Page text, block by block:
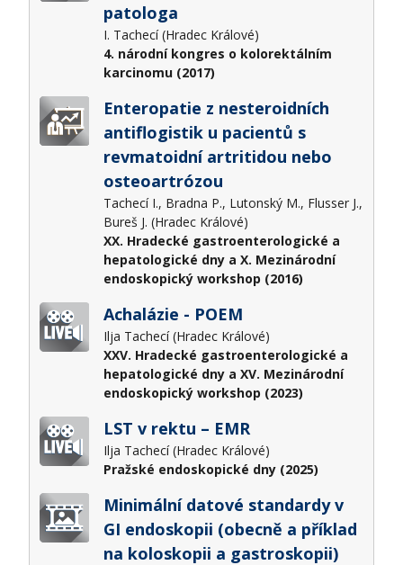
patologa
I. Tachecí (Hradec Králové)
4. národní kongres o kolorektálním
karcinomu (2017)
Enteropatie z nesteroidních
antiflogistik u pacientů s
revmatoidní artritidou nebo
osteoartrózou
Tachecí I., Bradna P., Lutonský M., Flusser J.,
Bureš J. (Hradec Králové)
XX. Hradecké gastroenterologické a
hepatologické dny a X. Mezinárodní
endoskopický workshop (2016)
Achalázie - POEM
Ilja Tachecí (Hradec Králové)
XXV. Hradecké gastroenterologické a
hepatologické dny a XV. Mezinárodní
endoskopický workshop (2023)
LST v rektu – EMR
Ilja Tachecí (Hradec Králové)
Pražské endoskopické dny (2025)
Minimální datové standardy v
GI endoskopii (obecně a příklad
na koloskopii a gastroskopii)